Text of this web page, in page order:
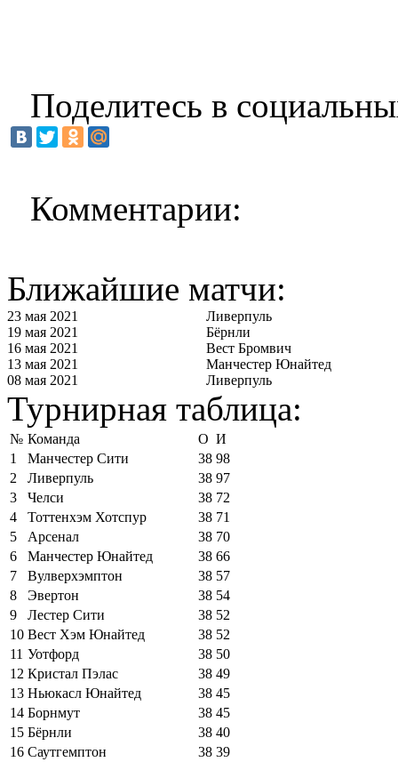
Поделитесь в
Комментарии:
Ближайшие матчи:
23 мая 2021
Ливерпуль
19 мая 2021
Бёрнли
16 мая 2021
Вест Бромвич
13 мая 2021
Манчестер Юнайтед
08 мая 2021
Ливерпуль
Турнирная таблица:
№ Команда О И
1
Манчестер Сити 38 98
2
Ливерпуль 38 97
3
Челси 38 72
4
Тоттенхэм Хотспур 38 71
5
Арсенал 38 70
6
Манчестер Юнайтед 38 66
7
Вулверхэмптон 38 57
8
Эвертон 38 54
9
Лестер Сити 38 52
10 Вест Хэм Юнайтед 38 52
11 Уотфорд 38 50
12 Кристал Пэлас 38 49
13 Ньюкасл Юнайтед 38 45
14 Борнмут 38 45
15 Бёрнли 38 40
16 Саутгемптон 38 39